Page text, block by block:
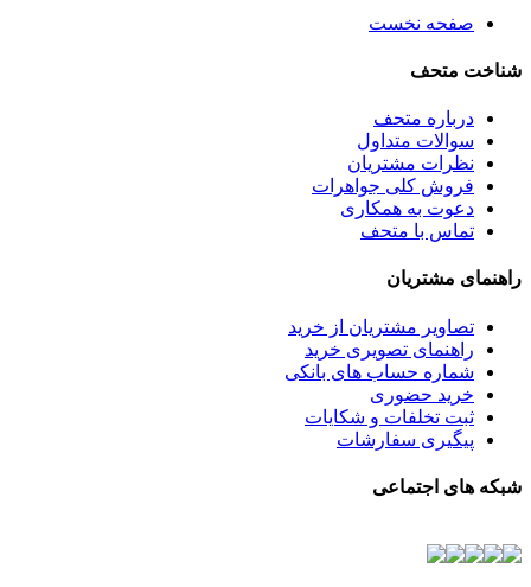
صفحه نخست
شناخت متحف
درباره متحف
سوالات متداول
نظرات مشتریان
فروش کلی جواهرات
دعوت به همکاری
تماس با متحف
راهنمای مشتریان
تصاویر مشتریان از خرید
راهنمای تصویری خرید
شماره حساب های بانکی
خرید حضوری
ثبت تخلفات و شکایات
پیگیری سفارشات
شبکه های اجتماعی